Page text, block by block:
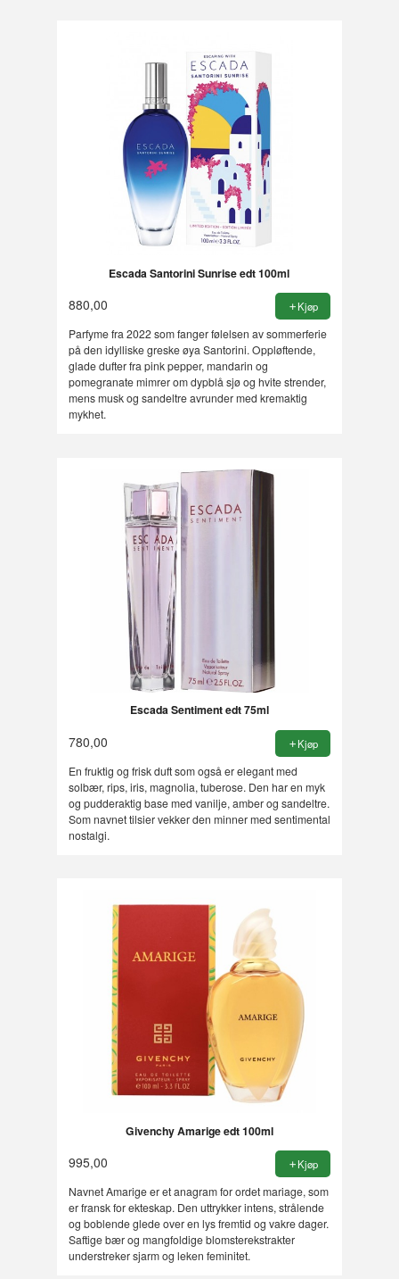
Escada Santorini Sunrise edt 100ml
880,00 Kjøp
Parfyme fra 2022 som fanger følelsen av sommerferie
på den idylliske greske øya Santorini. Oppløftende,
glade dufter fra pink pepper, mandarin og
pomegranate mimrer om dypblå sjø og hvite strender,
mens musk og sandeltre avrunder med kremaktig
mykhet.
Escada Sentiment edt 75ml
780,00 Kjøp
En fruktig og frisk duft som også er elegant med
solbær, rips, iris, magnolia, tuberose. Den har en myk
og pudderaktig base med vanilje, amber og sandeltre.
Som navnet tilsier vekker den minner med sentimental
nostalgi.
Givenchy Amarige edt 100ml
995,00 Kjøp
Navnet Amarige er et anagram for ordet mariage, som
er fransk for ekteskap. Den uttrykker intens, strålende
og boblende glede over en lys fremtid og vakre dager.
Saftige bær og mangfoldige blomsterekstrakter
understreker sjarm og leken feminitet.